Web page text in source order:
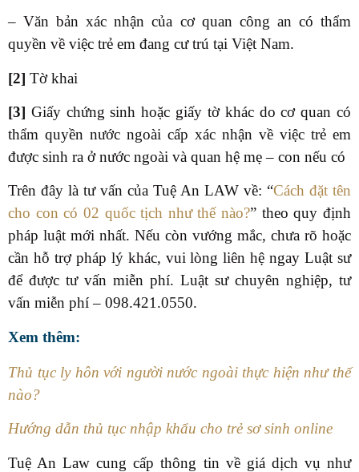
– Văn bản xác nhận của cơ quan công an có thẩm
quyền về việc trẻ em đang cư trú tại Việt Nam.
[2] Tờ khai
[3] Giấy chứng sinh hoặc giấy tờ khác do cơ quan có
thẩm quyền nước ngoài cấp xác nhận về việc trẻ em
được sinh ra ở nước ngoài và quan hệ mẹ – con nếu có
Trên đây là tư vấn của Tuệ An LAW về: “Cách đặt tên
cho con có 02 quốc tịch như thế nào?” theo quy định
pháp luật mới nhất. Nếu còn vướng mắc, chưa rõ hoặc
cần hỗ trợ pháp lý khác, vui lòng liên hệ ngay Luật sư
để được tư vấn miễn phí. Luật sư chuyên nghiệp, tư
vấn miễn phí – 098.421.0550.
Xem thêm:
Thủ tục ly hôn với người nước ngoài thực hiện như thế
nào?
Hướng dẫn thủ tục nhập khẩu cho trẻ sơ sinh online
Tuệ An Law cung cấp thông tin về giá dịch vụ như